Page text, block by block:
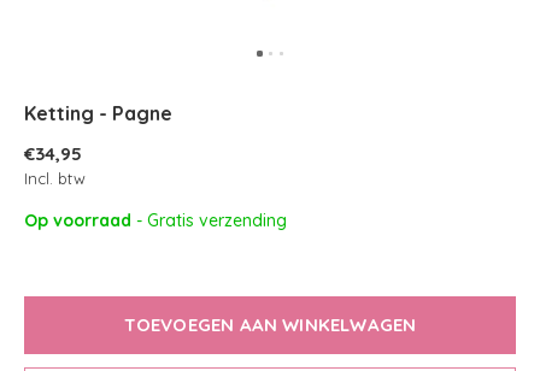
Ketting - Pagne
€34,95
Incl. btw
Op voorraad - Gratis verzending
TOEVOEGEN AAN WINKELWAGEN